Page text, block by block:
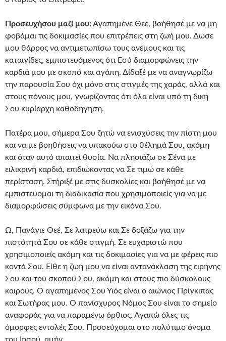
Προσευχήσου μαζί μου:Αγαπημένε Θεέ, βοήθησέ με να μη
φοβάμαι τις δοκιμασίες που επιτρέπεις στη ζωή μου. Δώσε
μου θάρρος να αντιμετωπίσω τους ανέμους και τις
καταιγίδες, εμπιστευόμενος ότι Εσύ διαμορφώνεις την
καρδιά μου με σκοπό και αγάπη. Δίδαξέ με να αναγνωρίζω
την παρουσία Σου όχι μόνο στις στιγμές της χαράς, αλλά και
στους πόνους μου, γνωρίζοντας ότι όλα είναι υπό τη δική
Σου κυρίαρχη καθοδήγηση.
Πατέρα μου, σήμερα Σου ζητώ να ενισχύσεις την πίστη μου
και να με βοηθήσεις να υπακούω στο θέλημά Σου, ακόμη
και όταν αυτό απαιτεί θυσία. Να πλησιάζω σε Σένα με
ειλικρινή καρδιά, επιδιώκοντας να Σε τιμώ σε κάθε
περίσταση. Στήριξέ με στις δυσκολίες και βοήθησέ με να
εμπιστεύομαι τη διαδικασία που χρησιμοποιείς για να με
διαμορφώσεις σύμφωνα με την εικόνα Σου.
Ω, Πανάγιε Θεέ, Σε λατρεύω και Σε δοξάζω για την
πιστότητά Σου σε κάθε στιγμή. Σε ευχαριστώ που
χρησιμοποιείς ακόμη και τις δοκιμασίες για να με φέρεις πιο
κοντά Σου. Είθε η ζωή μου να είναι αντανάκλαση της ειρήνης
Σου και του σκοπού Σου, ακόμη και στους πιο δύσκολους
καιρούς. Ο αγαπημένος Σου Υιός είναι ο αιώνιος Πρίγκιπας
και Σωτήρας μου. Ο πανίσχυρος Νόμος Σου είναι το σημείο
αναφοράς για να παραμένω όρθιος. Αγαπώ όλες τις
όμορφες εντολές Σου. Προσεύχομαι στο πολύτιμο όνομα